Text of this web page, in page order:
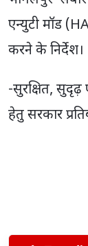
एन्युटी मॉड
करने के निर्देश।
-सुरक्षित,
हेतु सरकार